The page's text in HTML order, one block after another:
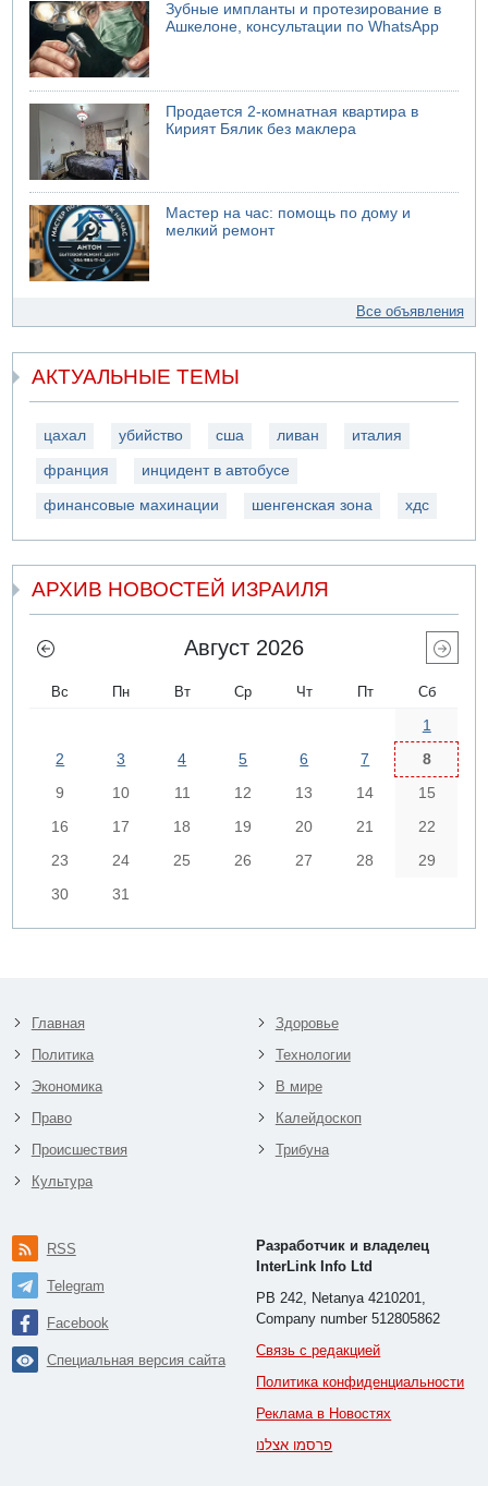
Зубные импланты и протезирование в
Ашкелоне, консультации по WhatsApp
Продается 2-комнатная квартира в
Кирият Бялик без маклера
Мастер на час: помощь по дому и
мелкий ремонт
Все объявления
АКТУАЛЬНЫЕ ТЕМЫ
цахал убийство сша ливан италия
франция инцидент в автобусе
финансовые махинации шенгенская зона хдс
АРХИВ НОВОСТЕЙ ИЗРАИЛЯ
Август 2026
Вс Пн Вт Ср Чт Пт Сб
1
2
3 4 5 6 7
8
9
10 11 12 13 14
15
16
17 18 19 20 21
22
23
24 25 26 27 28
29
30
31
Главная
Политика
Экономика
Право
Происшествия
Культура
Здоровье
Технологии
В мире
Калейдоскоп
Трибуна
RSS
Telegram
Facebook
Специальная версия сайта
Разработчик и владелец
InterLink Info Ltd
PB 242, Netanya 4210201,
Company number 512805862
Связь с редакцией
Политика конфиденциальности
Реклама в Новостях
פרסמו אצלנו